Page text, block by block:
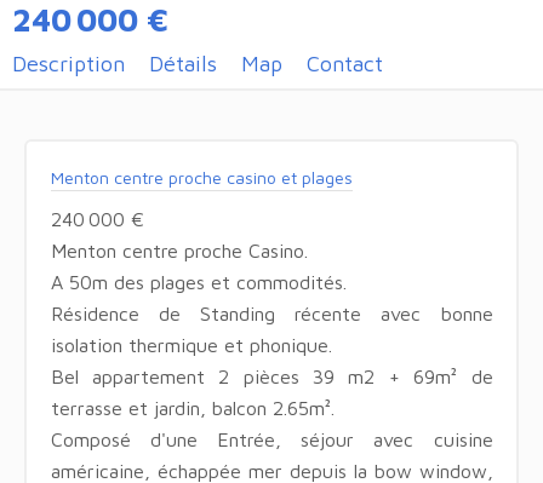
240 000 €
Description Détails Map Contact
Menton centre proche casino et plages
240 000 €
Menton centre proche Casino.
A 50m des plages et commodités.
Résidence de Standing récente avec bonne
isolation thermique et phonique.
Bel appartement 2 pièces 39 m2 + 69m² de
terrasse et jardin, balcon 2.65m².
Composé d'une Entrée, séjour avec cuisine
américaine, échappée mer depuis la bow window,